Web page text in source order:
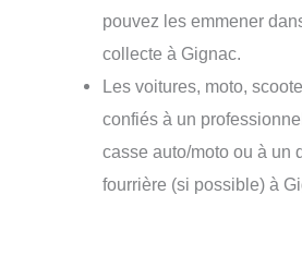
pouvez les emmener
collecte à Gignac.
Les voitures, moto,
confiés à un
casse auto/moto ou à un
fourrière (si possible) à